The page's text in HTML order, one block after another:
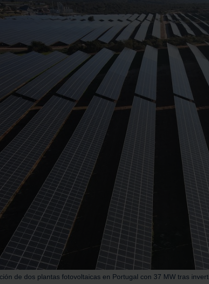
de dos plantas fotovoltaicas en Portugal con 37 MW tras